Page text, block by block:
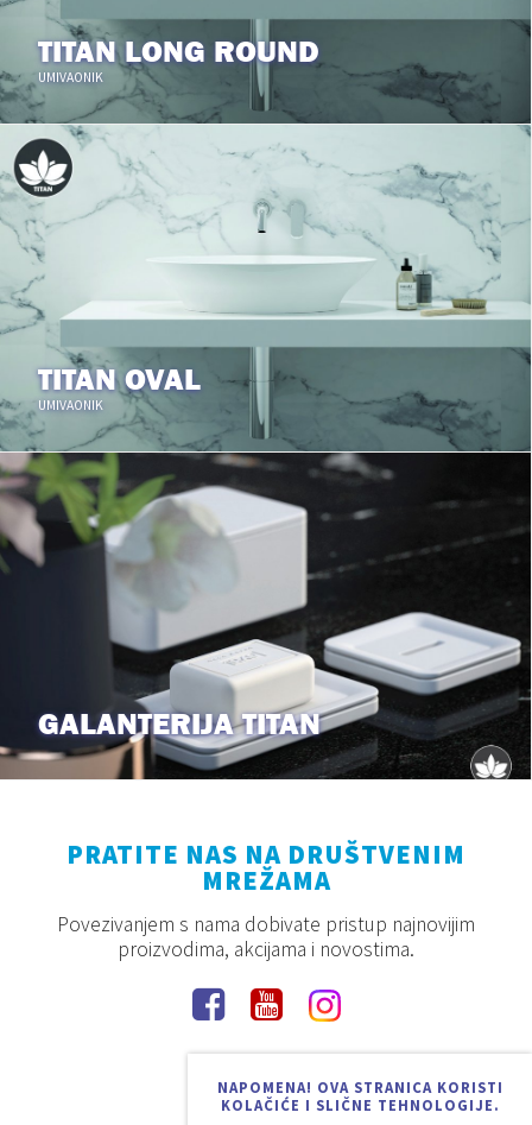
TITAN LONG ROUND
UMIVAONIK
TITAN OVAL
UMIVAONIK
GALANTERIJA TITAN
NAPOMENA! OVA STRANICA KORISTI
KOLAČIĆE I SLIČNE TEHNOLOGIJE.
PRATITE NAS NA DRUŠTVENIM
MREŽAMA
Povezivanjem s nama dobivate pristup najnovijim
proizvodima, akcijama i novostima.